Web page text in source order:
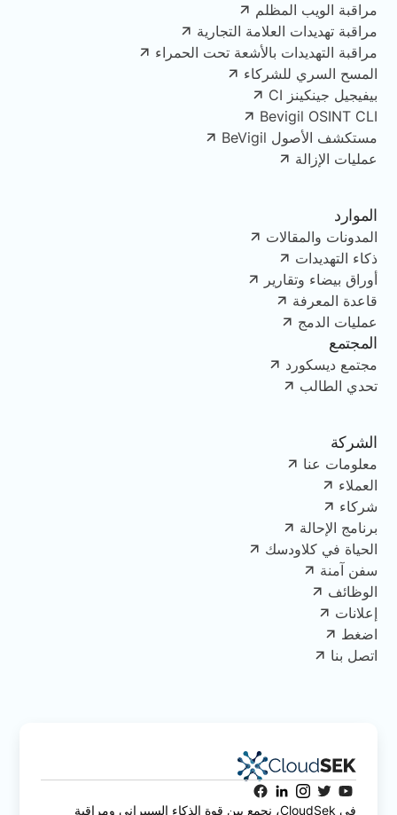
مراقبة الويب المظلم
مراقبة تهديدات العلامة التجارية
مراقبة التهديدات بالأشعة تحت الحمراء
المسح السري للشركاء
بيفيجيل جينكينز CI
Bevigil OSINT CLI
مستكشف الأصول BeVigil
عمليات الإزالة
الموارد
المدونات والمقالات
ذكاء التهديدات
أوراق بيضاء وتقارير
قاعدة المعرفة
عمليات الدمج
المجتمع
مجتمع ديسكورد
تحدي الطالب
الشركة
معلومات عنا
العملاء
شركاء
برنامج الإحالة
الحياة في كلاودسك
سفن آمنة
الوظائف
إعلانات
اضغط
اتصل بنا
في CloudSek، نجمع بين قوة الذكاء السيبراني ومراقبة